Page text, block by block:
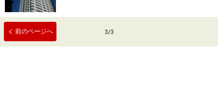
前のページへ 3/3